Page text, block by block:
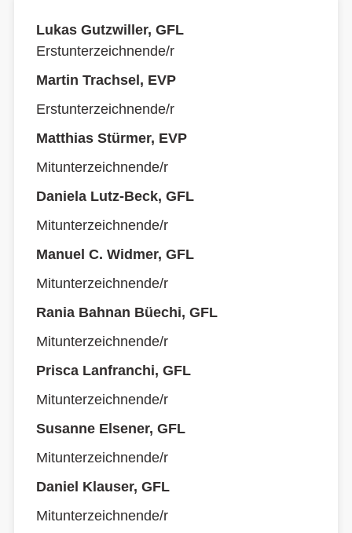
Lukas Gutzwiller, GFL
Erstunterzeichnende/r
Martin Trachsel, EVP
Erstunterzeichnende/r
Matthias Stürmer, EVP
Mitunterzeichnende/r
Daniela Lutz-Beck, GFL
Mitunterzeichnende/r
Manuel C. Widmer, GFL
Mitunterzeichnende/r
Rania Bahnan Büechi, GFL
Mitunterzeichnende/r
Prisca Lanfranchi, GFL
Mitunterzeichnende/r
Susanne Elsener, GFL
Mitunterzeichnende/r
Daniel Klauser, GFL
Mitunterzeichnende/r